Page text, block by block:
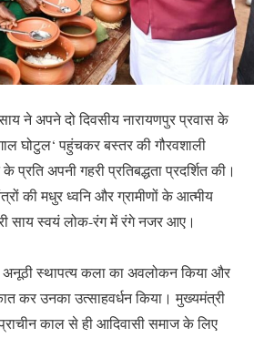
ने अपने दो दिवसीय नारायणपुर प्रवास के
घोटुल‘ पहुंचकर बस्तर की गौरवशाली
अपनी गहरी प्रतिबद्धता प्रदर्शित की।
की मधुर ध्वनि और ग्रामीणों के आत्मीय
साय स्वयं लोक-रंग में रंगे नजर आए।
स्थापत्य कला का अवलोकन किया और
कर उनका उत्साहवर्धन किया। मुख्यमंत्री
काल से ही आदिवासी समाज के लिए